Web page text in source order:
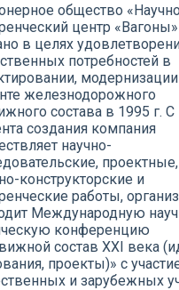
общество
центр
в целях
потребностей в
железнодорожного
состава в 1995 г. С
создания компания
научно-
проектные,
конструкторские и
работы,
Международную
конференцию
состав XXI века
проекты)» с
и зарубежных